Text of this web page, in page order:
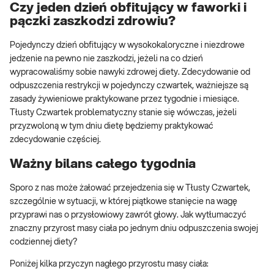
Czy jeden dzień obfitujący w faworki i
pączki zaszkodzi zdrowiu?
Pojedynczy dzień obfitujący w wysokokaloryczne i niezdrowe
jedzenie na pewno nie zaszkodzi, jeżeli na co dzień
wypracowaliśmy sobie nawyki zdrowej diety. Zdecydowanie od
odpuszczenia restrykcji w pojedynczy czwartek, ważniejsze są
zasady żywieniowe praktykowane przez tygodnie i miesiące.
Tłusty Czwartek problematyczny stanie się wówczas, jeżeli
przyzwoloną w tym dniu dietę będziemy praktykować
zdecydowanie częściej.
Ważny bilans całego tygodnia
Sporo z nas może żałować przejedzenia się w Tłusty Czwartek,
szczególnie w sytuacji, w której piątkowe stanięcie na wagę
przyprawi nas o przysłowiowy zawrót głowy. Jak wytłumaczyć
znaczny przyrost masy ciała po jednym dniu odpuszczenia swojej
codziennej diety?
Poniżej kilka przyczyn nagłego przyrostu masy ciała: